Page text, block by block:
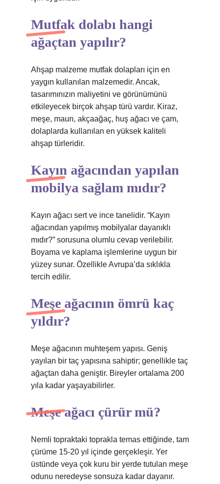
Mutfak dolabı hangi
ağaçtan yapılır?
Ahşap malzeme mutfak dolapları için en
yaygın kullanılan malzemedir. Ancak,
tasarımınızın maliyetini ve görünümünü
etkileyecek birçok ahşap türü vardır. Kiraz,
meşe, maun, akçaağaç, huş ağacı ve çam,
dolaplarda kullanılan en yüksek kaliteli
ahşap türleridir.
Kayın ağacından yapılan
mobilya sağlam mıdır?
Kayın ağacı sert ve ince tanelidir. “Kayın
ağacından yapılmış mobilyalar dayanıklı
mıdır?” sorusuna olumlu cevap verilebilir.
Boyama ve kaplama işlemlerine uygun bir
yüzey sunar. Özellikle Avrupa’da sıklıkla
tercih edilir.
Meşe ağacının ömrü kaç
yıldır?
Meşe ağacının muhteşem yapısı. Geniş
yayılan bir taç yapısına sahiptir; genellikle taç
ağaçtan daha geniştir. Bireyler ortalama 200
yıla kadar yaşayabilirler.
Meşe ağacı çürür mü?
Nemli topraktaki toprakla temas ettiğinde, tam
çürüme 15-20 yıl içinde gerçekleşir. Yer
üstünde veya çok kuru bir yerde tutulan meşe
odunu neredeyse sonsuza kadar dayanır.